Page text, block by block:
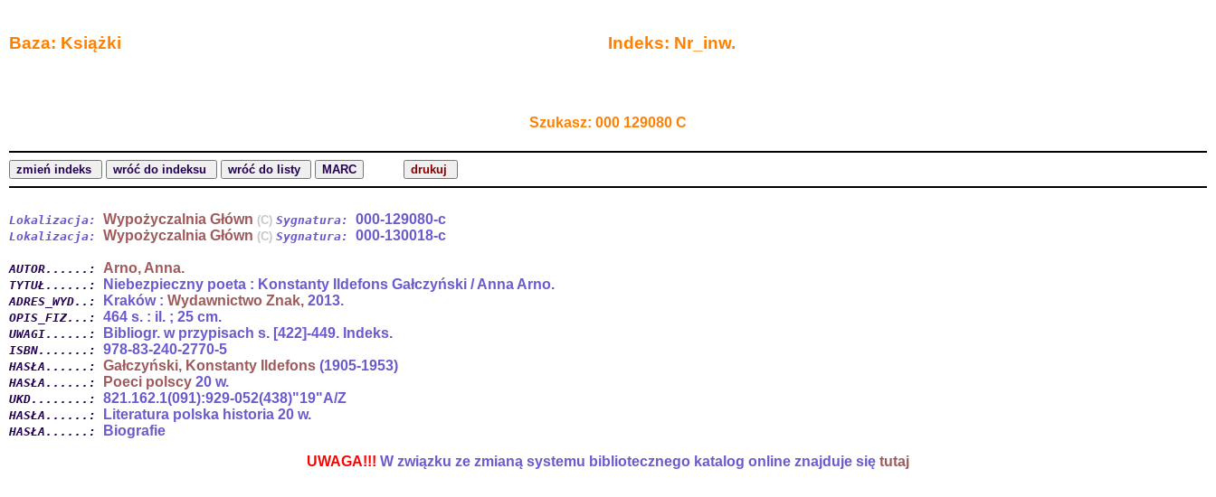
Baza: Książki Indeks: Nr_inw.
Szukasz: 000 129080 C
Lokalizacja: Wypożyczalnia Główn (C) Sygnatura: 000-129080-c
Lokalizacja: Wypożyczalnia Główn (C) Sygnatura: 000-130018-c
AUTOR......: Arno, Anna.
TYTUŁ......: Niebezpieczny poeta : Konstanty Ildefons Gałczyński / Anna Arno.
ADRES_WYD..: Kraków : Wydawnictwo Znak, 2013.
OPIS_FIZ...: 464 s. : il. ; 25 cm.
UWAGI......: Bibliogr. w przypisach s. [422]-449. Indeks.
ISBN.......: 978-83-240-2770-5
HASŁA......: Gałczyński, Konstanty Ildefons (1905-1953)
HASŁA......: Poeci polscy 20 w.
UKD........: 821.162.1(091):929-052(438)"19"A/Z
HASŁA......: Literatura polska historia 20 w.
HASŁA......:
Biografie
UWAGA!!! W związku ze zmianą systemu bibliotecznego katalog online znajduje się tutaj